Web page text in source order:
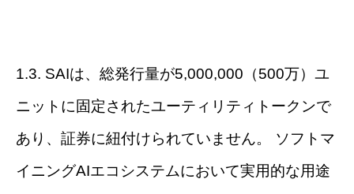
1.3. SAIは、総発行量が5,000,000（500万）ユ
ニットに固定されたユーティリティトークンで
あり、証券に紐付けられていません。 ソフトマ
イニングAIエコシステムにおいて実用的な用途